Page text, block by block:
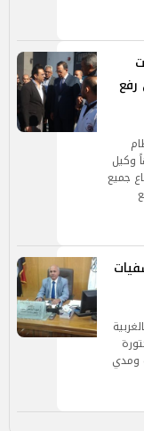
رفع
وكيل
جميع
ومدي